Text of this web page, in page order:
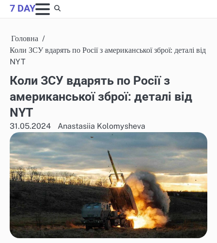
Skip
to
7 DAY
Головна
Коли ЗСУ вдарять по Росії з американської зброї: деталі від
NYT
Коли ЗСУ вдарять по Росії з
американської зброї: деталі від
NYT
31.05.2024 Anastasiia Kolomysheva